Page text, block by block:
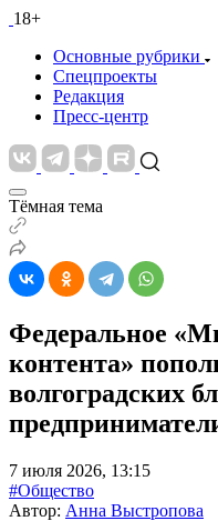
18+
Основные рубрики
Спецпроекты
Редакция
Пресс-центр
Тёмная тема
Федеральное
контента»
волгоградских
7 июля 2026, 13:15
#Общество
Автор: Анна Выстропова